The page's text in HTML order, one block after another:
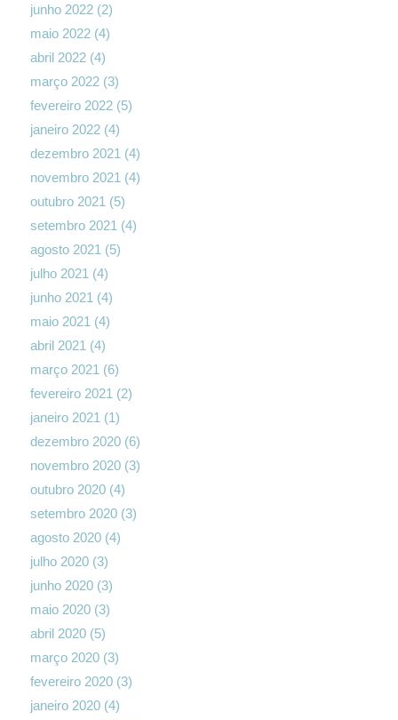
junho 2022(2)
maio 2022(4)
abril 2022(4)
março 2022(3)
fevereiro 2022(5)
janeiro 2022(4)
dezembro 2021 (4)
novembro 2021 (4)
outubro 2021 (5)
setembro 2021 (4)
agosto 2021 (5)
julho 2021 (4)
junho 2021 (4)
maio 2021 (4)
abril 2021 (4)
março 2021 (6)
fevereiro 2021 (2)
janeiro 2021 (1)
dezembro 2020(6)
novembro 2020(3)
outubro 2020(4)
setembro 2020(3)
agosto 2020(4)
julho 2020(3)
junho 2020(3)
maio 2020(3)
abril 2020(5)
março 2020(3)
fevereiro 2020(3)
janeiro 2020(4)